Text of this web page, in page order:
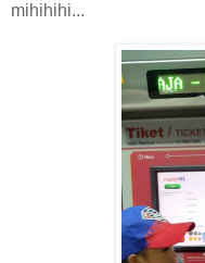
mihihihi...